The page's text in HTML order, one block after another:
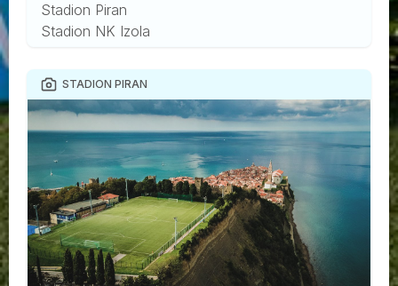
Stadion Piran
Stadion NK Izola
STADION PIRAN